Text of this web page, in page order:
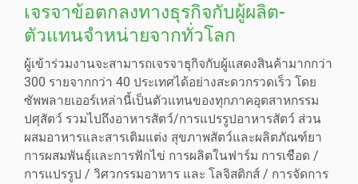
เจรจาข้อตกลงทางธุรกิจกับผู้ผลิต-
ตัวแทนจำหน่ายจากทั่วโลก
ผู้เข้าร่วมงานจะสามารถเจรจาธุกิจกับผู้แสดงสินค้ามากกว่า
300 รายจากกว่า 40 ประเทศได้อย่างสะดวกรวดเร็ว โดย
ซัพพลายเออร์เหล่านี้เป็นตัวแทนของทุกภาคอุตสาหกรรม
ปศุสัตว์ รวมไปถึงอาหารสัตว์/การแปรรูปอาหารสัตว์ ส่วน
ผสมอาหารและสารเติมแต่ง สุขภาพสัตว์และผลิตภัณฑ์ยา
การผสมพันธุ์และการฟักไข่ การผลิตในฟาร์ม การเชือด /
การแปรรูป / วิศวกรรมอาหาร และ โลจิสติกส์ / การจัดการ